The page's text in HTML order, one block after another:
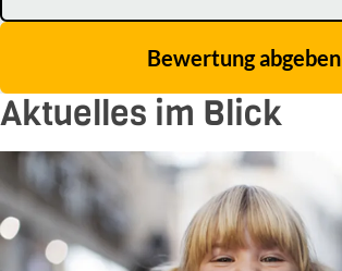
Bewertung abgeben
Aktuelles im Blick